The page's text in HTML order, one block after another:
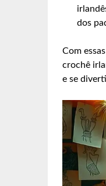
dos
Com
crochê
e se